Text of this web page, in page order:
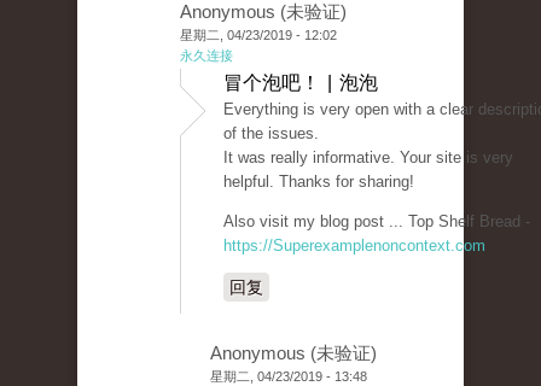
Anonymous (未验证)
星期二, 04/23/2019 - 12:02
永久连接
冒个泡吧！ | 泡泡
Everything is very open with a clear
of the issues.
It was really informative. Your site is very
helpful. Thanks for sharing!
Also visit my blog post ... Top Shelf Bread -
https://Superexamplenoncontext.com
回复
Anonymous (未验证)
星期二, 04/23/2019 - 13:48